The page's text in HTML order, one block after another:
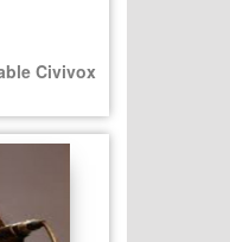
Civivox